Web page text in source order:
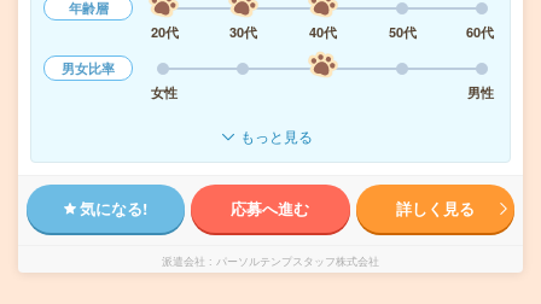
年齢層
20代
30代 40代 50代
60代
男女比率
女性
男性
もっと見る
気になる! 応募へ進む 詳しく見る
派遣会社 パーソルテンプスタッフ株式会社